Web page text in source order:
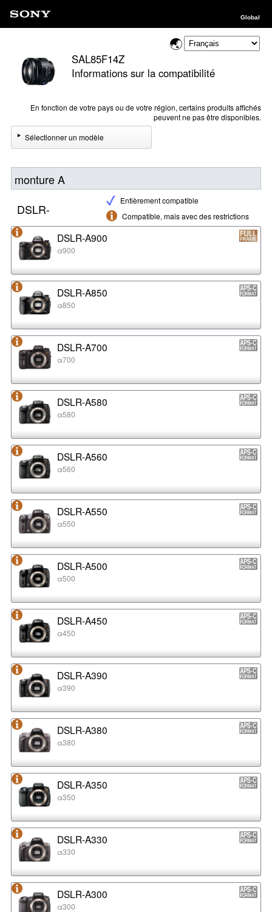
Global
SAL85F14Z
Informations sur la compatibilité
En fonction de votre pays ou de votre région, certains produits affichés
peuvent ne pas être disponibles.
Sélectionner un modèle
monture A
Entièrement compatible
Compatible, mais avec des restrictions
DSLR-
DSLR-A900
α900
DSLR-A850
α850
DSLR-A700
α700
DSLR-A580
α580
DSLR-A560
α560
DSLR-A550
α550
DSLR-A500
α500
DSLR-A450
α450
DSLR-A390
α390
DSLR-A380
α380
DSLR-A350
α350
DSLR-A330
α330
DSLR-A300
α300